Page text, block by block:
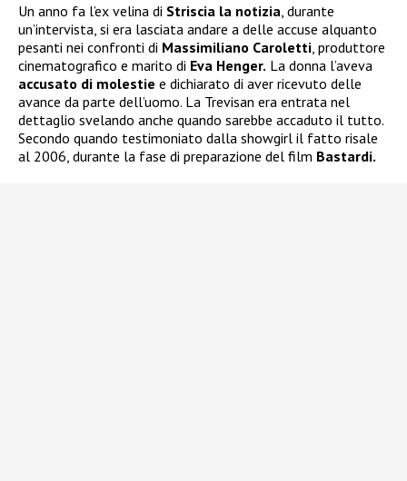
Un anno fa l’ex velina di Striscia la notizia , durante
un’intervista, si era lasciata andare a delle accuse alquanto
pesanti nei confronti di Massimiliano Caroletti , produttore
cinematografico e marito di Eva Henger. La donna l’aveva
accusato di molestie e dichiarato di aver ricevuto delle
avance da parte dell’uomo. La Trevisan era entrata nel
dettaglio svelando anche quando sarebbe accaduto il tutto.
Secondo quando testimoniato dalla showgirl il fatto risale
al 2006, durante la fase di preparazione del film Bastardi.